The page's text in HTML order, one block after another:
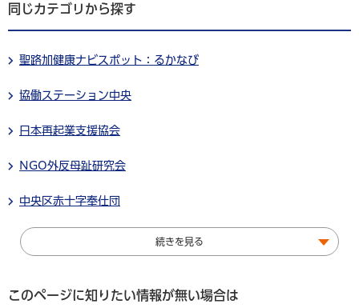
同じカテゴリから探す
聖路加健康ナビスポット：るかなび
協働ステーション中央
日本再起業支援協会
NGO外反母趾研究会
中央区赤十字奉仕団
続きを見る
このページに知りたい情報が無い場合は